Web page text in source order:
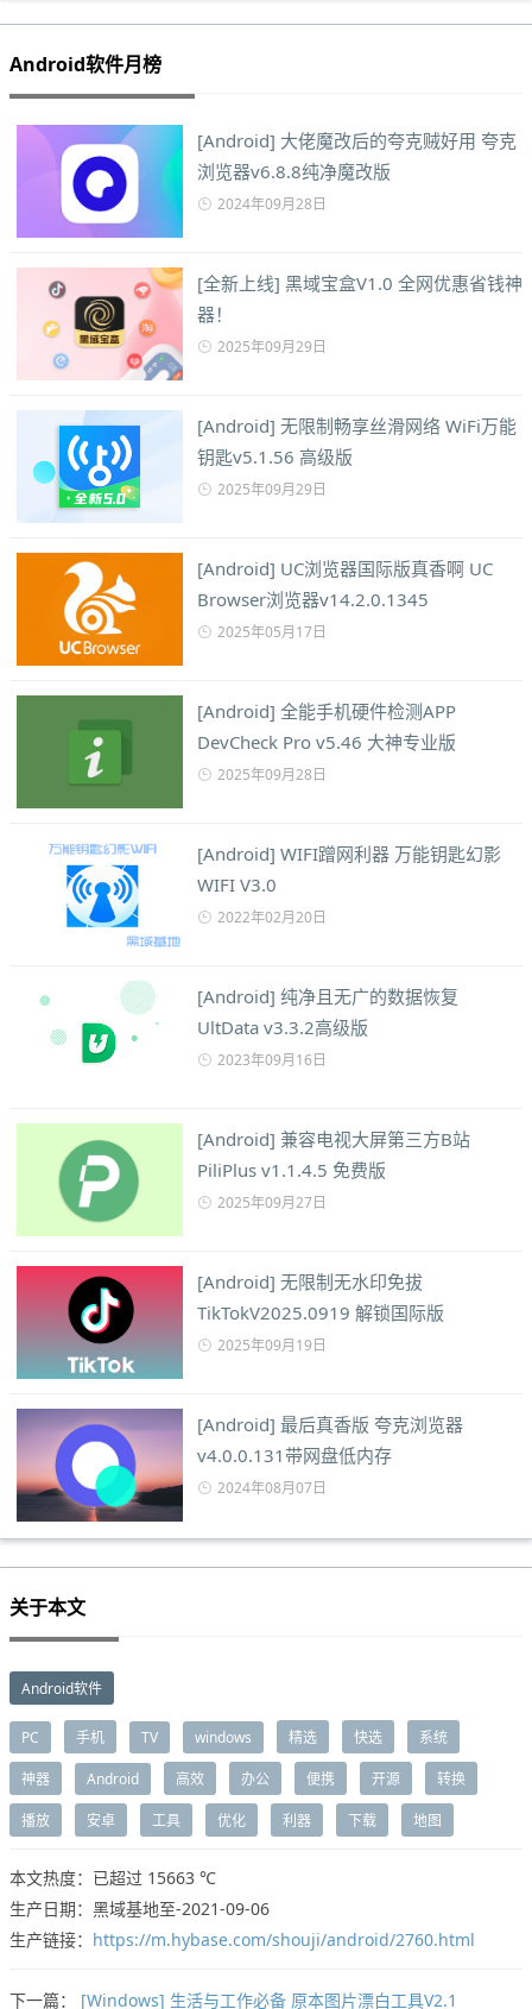
Android软件月榜
[Android] 大佬魔改后的夸克贼好用 夸克
浏览器v6.8.8纯净魔改版
2024年09月28日
[全新上线] 黑域宝盒V1.0 全网优惠省钱神
器！
2025年09月29日
[Android] 无限制畅享丝滑网络 WiFi万能
钥匙v5.1.56 高级版
2025年09月29日
[Android] UC浏览器国际版真香啊 UC
Browser浏览器v14.2.0.1345
2025年05月17日
[Android] 全能手机硬件检测APP
DevCheck Pro v5.46 大神专业版
2025年09月28日
[Android] WIFI蹭网利器 万能钥匙幻影
WIFI V3.0
2022年02月20日
[Android] 纯净且无广的数据恢复
UltData v3.3.2高级版
2023年09月16日
[Android] 兼容电视大屏第三方B站
PiliPlus v1.1.4.5 免费版
2025年09月27日
[Android] 无限制无水印免拔
TikTokV2025.0919 解锁国际版
2025年09月19日
[Android] 最后真香版 夸克浏览器
v4.0.0.131带网盘低内存
2024年08月07日
关于本文
Android软件
PC 手机 TV windows 精选 快选 系统
神器 Android 高效 办公 便携 开源 转换
播放 安卓 工具 优化 利器 下载 地图
本文热度：已超过 15663 ℃
生产日期：黑域基地至-2021-09-06
生产链接： https://m.hybase.com/shouji/android/2760.html
下一篇： [Windows] 生活与工作必备 原本图片漂白工具V2.1